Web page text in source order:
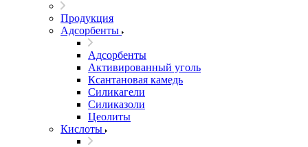
Продукция
Адсорбенты
Адсорбенты
Активированный уголь
Ксантановая камедь
Силикагели
Силиказоли
Цеолиты
Кислоты